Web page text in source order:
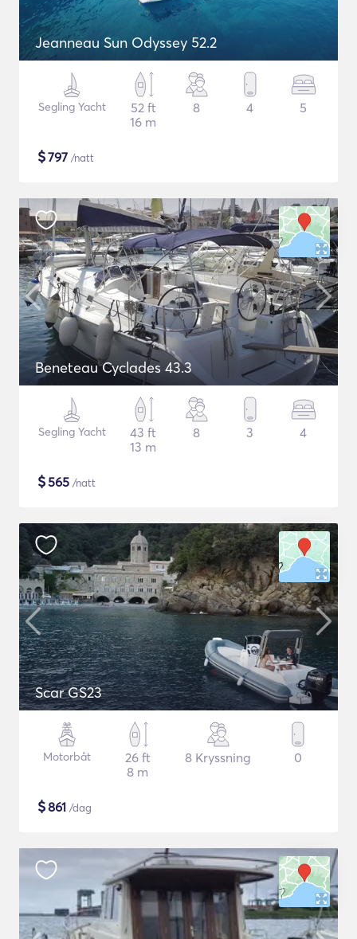
Jeanneau Sun Odyssey 52.2
Segling Yacht
52 ft
16 m
8 4 5
$797 /natt
Beneteau Cyclades 43.3
Segling Yacht
43 ft
13 m
8 3 4
$565 /natt
Scar GS23
Motorbåt
26 ft
8 m
8 Kryssning 0
$861 /dag